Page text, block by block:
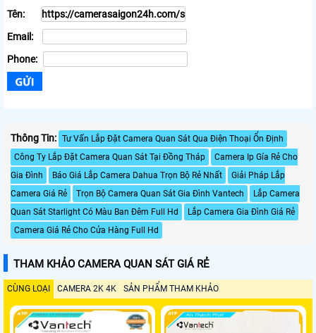
Tên:
Email:
Phone:
Thông Tin: Tư Vấn Lắp Đặt Camera Quan Sát Qua Điện Thoại Ổn Định
Công Ty Lắp Đặt Camera Quan Sát Tại Đồng Tháp
Camera Ip Gía Rẻ Cho
Gia Đình
Báo Giá Lắp Camera Dahua Trọn Bộ Rẻ Nhất
Giải Pháp Lắp
Camera Giá Rẻ
Trọn Bộ Camera Quan Sát Gia Đình Vantech
Lắp Camera
Quan Sát Starlight Có Màu Ban Đêm Full Hd
Lắp Camera Gia Đình Giá Rẻ
Camera Giá Rẻ Cho Cửa Hàng Full Hd
THAM KHẢO CAMERA QUAN SÁT GIÁ RẺ
CÙNG LOẠI CAMERA 2K 4K SẢN PHẨM THAM KHẢO